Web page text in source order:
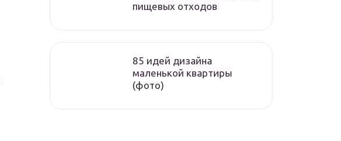
пищевых отходов
85 идей дизайна
маленькой квартиры
(фото)